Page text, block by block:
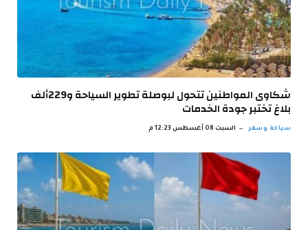
شكاوى المواطنين تتحول لبوصلة تطوير السياحة و229ألف
بلاغ تختبر جودة الخدمات
سياحة وسفر السبت 08 أغسطس 12:23 م